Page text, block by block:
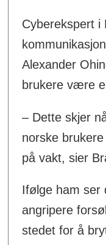
Cyberekspert i
Alexander
brukere være
– Dette skjer
norske
på vakt, sier
Ifølge ham ser
angripere
stedet for å